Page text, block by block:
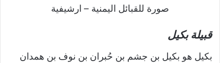
صورة للقبائل اليمنية – ارشيفية
قبيلة بكيل
بكيل هو بكيل بن جشم بن حُبران بن نوف بن همدان